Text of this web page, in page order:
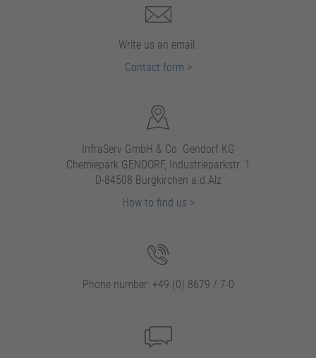
Write us an email.
Contact form >
InfraServ GmbH & Co. Gendorf KG
Chemiepark GENDORF, Industrieparkstr. 1
D-84508 Burgkirchen a.d.Alz
How to find us >
Phone number: +49 (0) 8679 / 7-0